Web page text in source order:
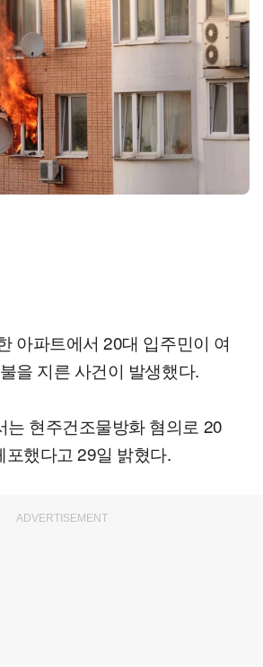
아파트에서 20대 입주민이 여
을 지른 사건이 발생했다.
는 현주건조물방화 혐의로 20
포했다고 29일 밝혔다.
ADVERTISEMENT